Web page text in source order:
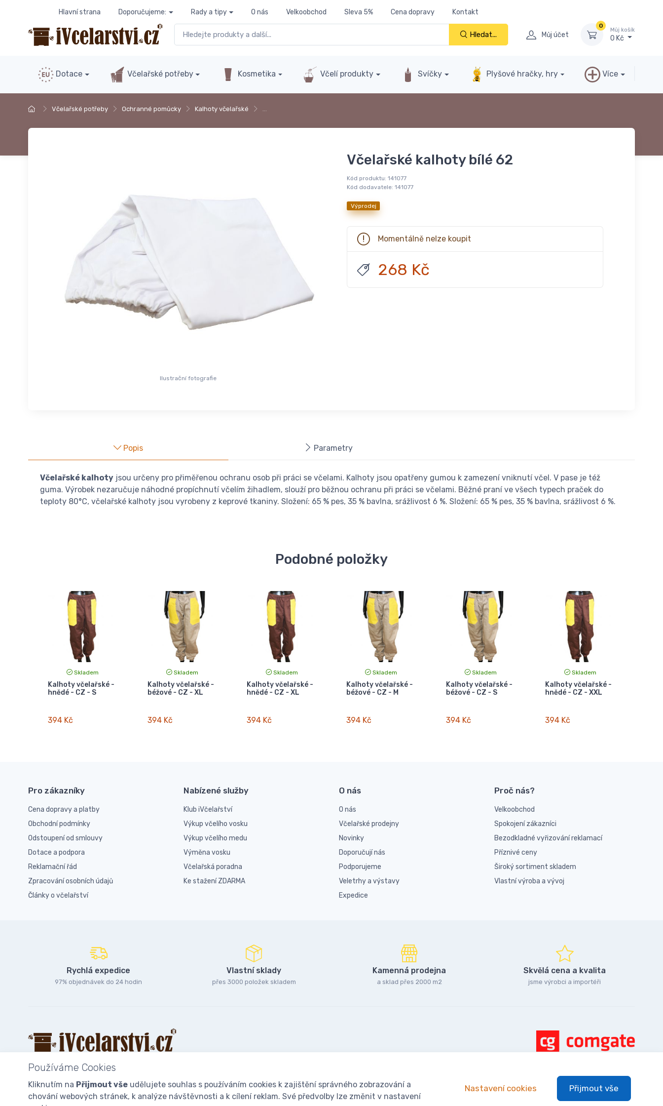
Hlavní strana Doporučujeme: Rady a tipy O nás Velkoobchod Sleva 5% Cena dopravy Kontakt
Hledat... Můj účet
0
Můj košík
0 Kč
Dotace Včelařské potřeby Kosmetika Včelí produkty Svíčky Plyšové hračky, hry Více
Včelařské potřeby Ochranné pomůcky Kalhoty včelařské …
Ilustrační fotografie
Včelařské kalhoty bílé 62
Kód produktu: 141077
Kód dodavatele: 141077
Výprodej
Momentálně nelze koupit
268 Kč
Popis Parametry
Včelařské kalhoty jsou určeny pro přiměřenou ochranu osob při práci se včelami. Kalhoty jsou opatřeny gumou k zamezení vniknutí včel. V pase je též
guma. Výrobek nezaručuje náhodné propíchnutí včelím žihadlem, slouží pro běžnou ochranu při práci se včelami. Běžné praní ve všech typech praček do
teploty 80°C, včelařské kalhoty jsou vyrobeny z keprové tkaniny. Složení: 65 % pes, 35 % bavlna, srážlivost 6 %. Složení: 65 % pes, 35 % bavlna, srážlivost 6 %.
Podobné položky
Skladem
Kalhoty včelařské -
hnědé - CZ - S
394 Kč
Skladem
Kalhoty včelařské -
béžové - CZ - XL
394 Kč
Skladem
Kalhoty včelařské -
hnědé - CZ - XL
394 Kč
Skladem
Kalhoty včelařské -
béžové - CZ - M
394 Kč
Skladem
Kalhoty včelařské -
béžové - CZ - S
394 Kč
Skladem
Kalhoty včelařské -
hnědé - CZ - XXL
394 Kč
Pro zákazníky
Cena dopravy a platby
Obchodní podmínky
Odstoupení od smlouvy
Dotace a podpora
Reklamační řád
Zpracování osobních údajů
Články o včelařství
Nabízené služby
Klub iVčelařství
Výkup včelího vosku
Výkup včelího medu
Výměna vosku
Včelařská poradna
Ke stažení ZDARMA
O nás
O nás
Včelařské prodejny
Novinky
Doporučují nás
Podporujeme
Veletrhy a výstavy
Expedice
Proč nás?
Velkoobchod
Spokojení zákazníci
Bezodkladné vyřizování reklamací
Příznivé ceny
Široký sortiment skladem
Vlastní výroba a vývoj
Rychlá expedice
97% objednávek do 24 hodin
Vlastní sklady
přes 3000 položek skladem
Kamenná prodejna
a sklad přes 2000 m2
Skvělá cena a kvalita
jsme výrobci a importéři
© 2025iVcelarstvi.cz®Všechna práva vyhrazena.|Staňte se fanoušky: Včelařské potřeby - www.ivcelarstvi.cz
Používáme Cookies
Kliknutím na Přijmout vše udělujete souhlas s používáním cookies k zajištění správného zobrazování a
chování webových stránek, k analýze návštěvnosti a k cílení reklam. Své předvolby lze změnit v nastavení
Nastavení cookies Přijmout vše